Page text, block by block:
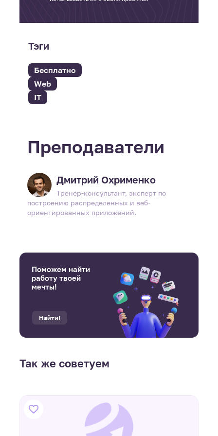
Тэги
Бесплатно
Web
IT
Преподаватели
Дмитрий Охрименко
Тренер-консультант, эксперт по
построению распределенных и веб-
ориентированных приложений.
Поможем найти
работу твоей
мечты!
Найти!
Так же советуем